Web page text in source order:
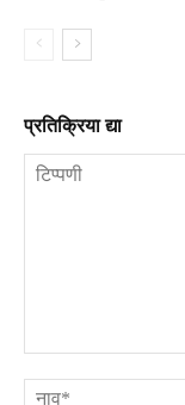
प्रतिक्रिया द्या